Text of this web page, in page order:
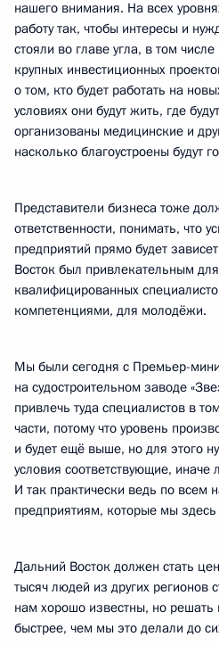
нашего внимания. На всех
работу так, чтобы интересы и
стояли во главе угла, в том
крупных инвестиционных
о том, кто будет работать на
условиях они будут жить, где
организованы медицинские и
насколько благоустроены будут
Представители бизнеса тоже
ответственности, понимать, что
предприятий прямо будет
Восток был привлекательным
квалифицированных
компетенциями, для молодёжи.
Мы были сегодня с Премьер-
на судостроительном заводе
привлечь туда специалистов в
части, потому что уровень
и будет ещё выше, но для этого
условия соответствующие, иначе
И так практически ведь по всем
предприятиям, которые мы
Дальний Восток должен стать
тысяч людей из других регионов
нам хорошо известны, но решать
быстрее, чем мы это делали до